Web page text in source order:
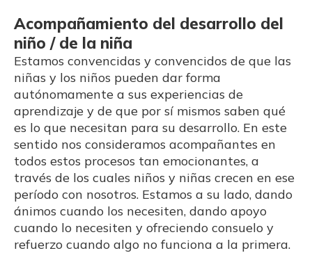
Acompañamiento del desarrollo del
niño / de la niña
Estamos convencidas y convencidos de que las
niñas y los niños pueden dar forma
autónomamente a sus experiencias de
aprendizaje y de que por sí mismos saben qué
es lo que necesitan para su desarrollo. En este
sentido nos consideramos acompañantes en
todos estos procesos tan emocionantes, a
través de los cuales niños y niñas crecen en ese
período con nosotros. Estamos a su lado, dando
ánimos cuando los necesiten, dando apoyo
cuando lo necesiten y ofreciendo consuelo y
refuerzo cuando algo no funciona a la primera.